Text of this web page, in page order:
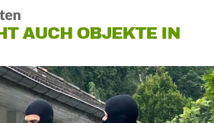
AUCH OBJEKTE IN